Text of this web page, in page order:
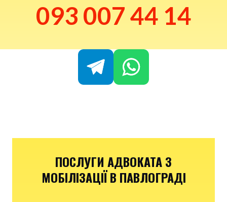
093 007 44 14
ПОСЛУГИ АДВОКАТА З
МОБІЛІЗАЦІЇ В ПАВЛОГРАДІ